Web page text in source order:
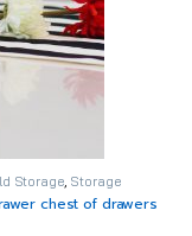
Storage, Storage
chest of drawers